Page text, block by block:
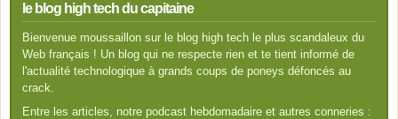
le blog high tech du capitaine
Bienvenue moussaillon sur le blog high tech le plus scandaleux du
Web français ! Un blog qui ne respecte rien et te tient informé de
l'actualité technologique à grands coups de poneys défoncés au
crack.
Entre les articles, notre podcast hebdomadaire et autres conneries :